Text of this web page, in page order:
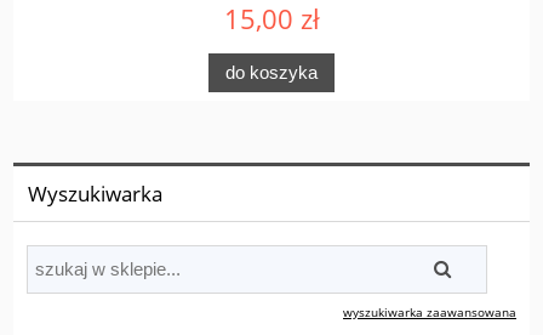
15,00 zł
do koszyka
Wyszukiwarka
wyszukiwarka zaawansowana